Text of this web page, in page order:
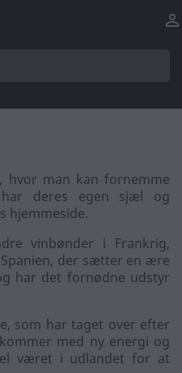

hvor man kan fornemme
deres egen sjæl og
hjemmeside.
vinbønder i Frankrig,
der sætter en ære
har det fornødne udstyr
som har taget over efter
med ny energi og
været i udlandet for at